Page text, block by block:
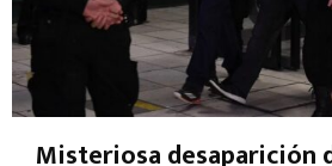
Misteriosa desaparición